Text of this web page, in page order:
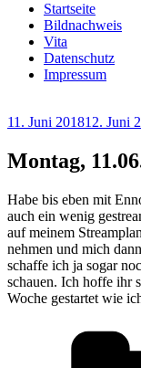
Startseite
Bildnachweis
Vita
Datenschutz
Impressum
Veröffentlicht
11. Juni 201812. Juni
Montag,
Habe bis eben mit
auch ein wenig
auf meinem
nehmen und mich
schaffe ich ja sogar
schauen. Ich hoffe ihr
Woche gestartet wie